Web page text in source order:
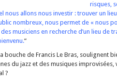
risques,
allons nous investir : trouver un
nombreux, nous permet de « nous
musiciens en recherche d’un lieu de
“
de Francis Le Bras, soulignent
du jazz et des musiques improvisées,
?